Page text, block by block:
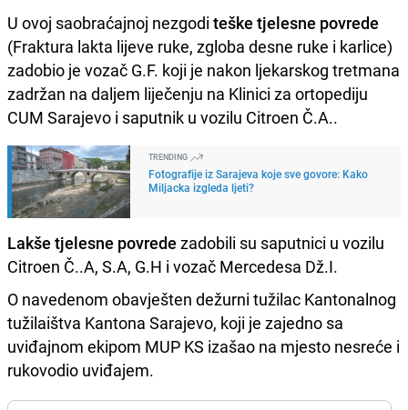
U ovoj saobraćajnoj nezgodi teške tjelesne povrede
(Fraktura lakta lijeve ruke, zgloba desne ruke i karlice)
zadobio je vozač G.F. koji je nakon ljekarskog tretmana
zadržan na daljem liječenju na Klinici za ortopediju
CUM Sarajevo i saputnik u vozilu Citroen Č.A..
TRENDING
Fotografije iz Sarajeva koje sve govore: Kako
Miljacka izgleda ljeti?
Lakše tjelesne povrede zadobili su saputnici u vozilu
Citroen Č..A, S.A, G.H i vozač Mercedesa Dž.I.
O navedenom obavješten dežurni tužilac Kantonalnog
tužilaištva Kantona Sarajevo, koji je zajedno sa
uviđajnom ekipom MUP KS izašao na mjesto nesreće i
rukovodio uviđajem.